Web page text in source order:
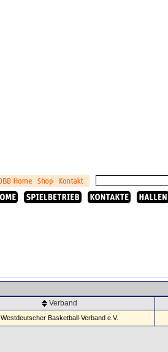
Verband
Westdeutscher Basketball-Verband e.V.